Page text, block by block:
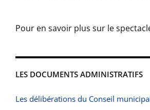
Pour en savoir plus sur le
LES DOCUMENTS ADMINISTRATIFS
Les délibérations du Conseil